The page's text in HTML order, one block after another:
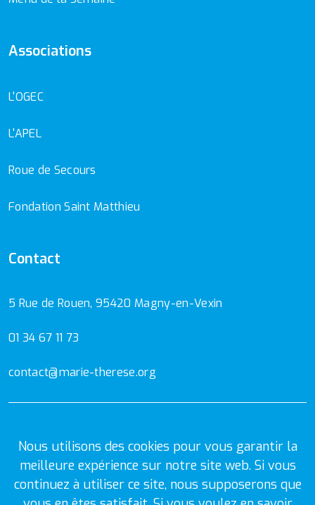
Nous utilisons des cookies pour vous garantir la
meilleure expérience sur notre site web. Si vous
continuez à utiliser ce site, nous supposerons que
Associations
L'OGEC
L'APEL
Roue de Secours
Fondation Saint Matthieu
Contact
5 Rue de Rouen, 95420 Magny-en-Vexin
01 34 67 11 73
contact@marie-therese.org
Mentions Légales Politique de confidentialité